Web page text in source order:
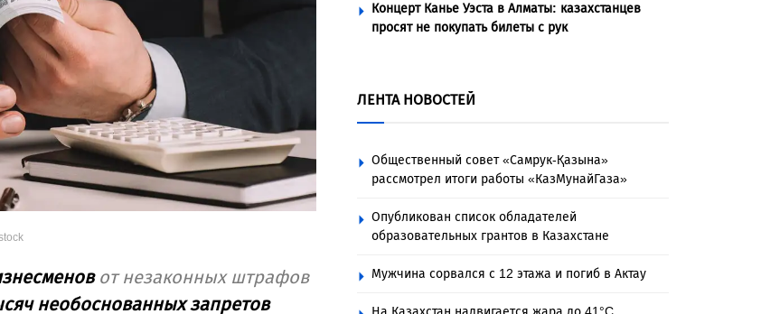
от незаконных штрафов
необоснованных запретов
Концерт Канье Уэста в Алматы: казахстанцев
просят не покупать билеты с рук
ЛЕНТА НОВОСТЕЙ
Общественный совет «Самрук-Қазына»
рассмотрел итоги работы «КазМунайГаза»
Опубликован список обладателей
образовательных грантов в Казахстане
Мужчина сорвался с 12 этажа и погиб в Актау